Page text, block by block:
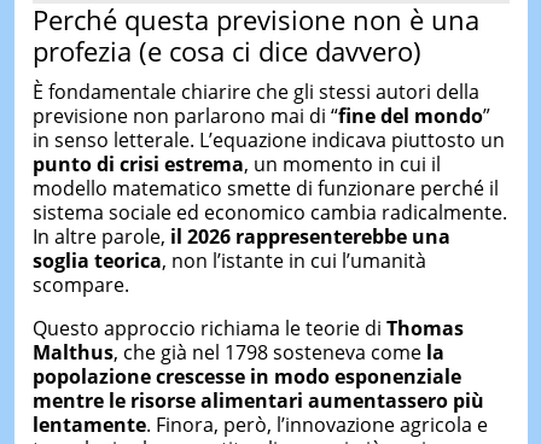
Perché questa previsione non è una
profezia (e cosa ci dice davvero)
È fondamentale chiarire che gli stessi autori della
previsione non parlarono mai di “fine del mondo”
in senso letterale. L’equazione indicava piuttosto un
punto di crisi estrema, un momento in cui il
modello matematico smette di funzionare perché il
sistema sociale ed economico cambia radicalmente.
In altre parole, il 2026 rappresenterebbe una
soglia teorica, non l’istante in cui l’umanità
scompare.
Questo approccio richiama le teorie di Thomas
Malthus, che già nel 1798 sosteneva come la
popolazione crescesse in modo esponenziale
mentre le risorse alimentari aumentassero più
lentamente. Finora, però, l’innovazione agricola e